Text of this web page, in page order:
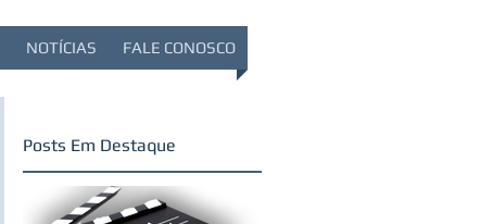
NOTÍCIAS FALE CONOSCO
Posts Em Destaque